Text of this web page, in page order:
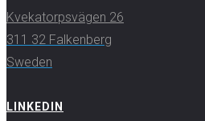
Kvekatorpsvägen 26
311 32 Falkenberg
Sweden
LINKEDIN